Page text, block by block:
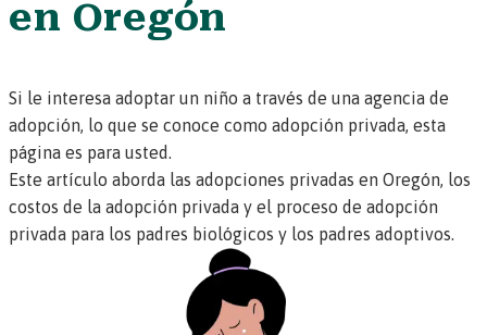
en Oregón
Si le interesa adoptar un niño a través de una agencia de
adopción, lo que se conoce como adopción privada, esta
página es para usted.
Este artículo aborda las adopciones privadas en Oregón, los
costos de la adopción privada y el proceso de adopción
privada para los padres biológicos y los padres adoptivos.